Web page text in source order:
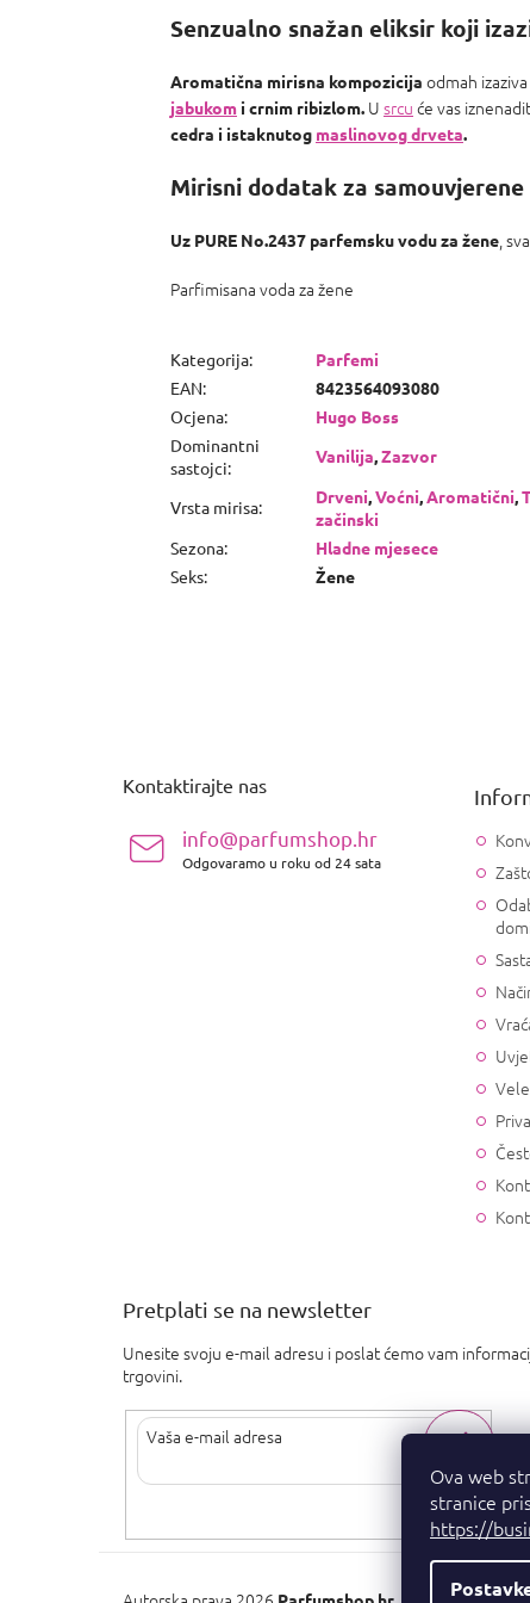
Ova web
stranice
https://
Senzualno snažan eliksir koji
Aromatična mirisna kompozicija odmah
jabukom i crnim ribizlom. U srcu će vas
cedra i istaknutog maslinovog drveta.
Mirisni dodatak za
Uz PURE No.2437 parfemsku vodu za žene ,
Parfimisana voda za žene
Kategorija:
Parfemi
EAN:
8423564093080
Ocjena:
Hugo Boss
Dominantni
sastojci:
Vanilija,Zazvor
Vrsta mirisa: Drveni,Voćni,Aromatični,
začinski
Sezona:
Hladne mjesece
Seks: Žene
Kontaktirajte nas
info@parfumshop.hr
Odgovaramo u roku od 24 sata
Pretplati se na newsletter
Unesite svoju e-mail adresu i poslat ćemo vam
trgovini.